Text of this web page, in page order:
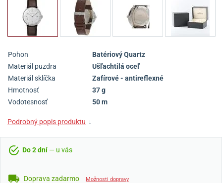
Pohon
Batériový Quartz
Materiál puzdra
Ušľachtilá oceľ
Materiál sklíčka
Zafírové - antireflexné
Hmotnosť
37 g
Vodotesnosť
50 m
Podrobný popis produktu ↓
Do 2 dní— u vás
Doprava zadarmo Možnosti dopravy